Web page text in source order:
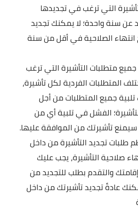
التي ترغب في تجديدها
عن سنة واحدة؛ لا يمكنك تجديد
انتهاء الصلاحية في أقل من سنة
متطلبات التأشيرة التي ترغب
المتطلبات الفردية لكل تأشيرة،
جميع المتطلبات من أجل
الفشل في تلبية أي من
تأشيرتك من الموافقة عليها.
تجديد التأشيرة من داخل
صلاحية التأشيرة، يجب عليك
والتقدم بطلب للتجديد من
عادةً تجديد تأشيرتك من داخل